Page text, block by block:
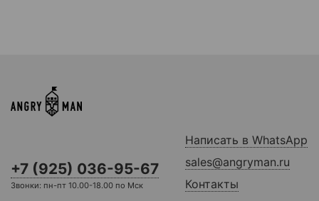
+7 (925) 036-95-67
Звонки: пн-пт 10.00-18.00 по Мск
Написать в WhatsApp
sales@angryman.ru
Контакты